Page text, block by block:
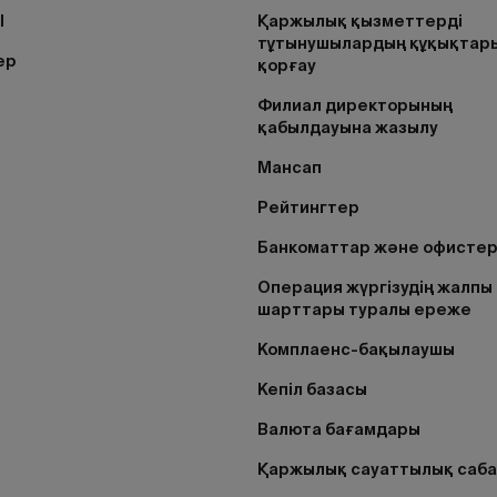
Қаржылық қызметтерді
тұтынушылардың
қорғау
Филиал директорының
қабылдауына жазылу
Мансап
Рейтингтер
Банкоматтар және офистер
Операция жүргізудің жалпы
шарттары туралы ереже
Комплаенс-бақылаушы
Кепіл базасы
Валюта бағамдары
Қаржылық сауаттылық